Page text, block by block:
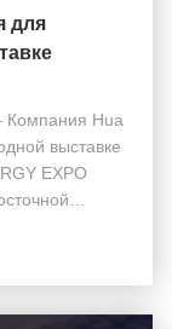
для
Компания Hua
выставке
EXPO
для